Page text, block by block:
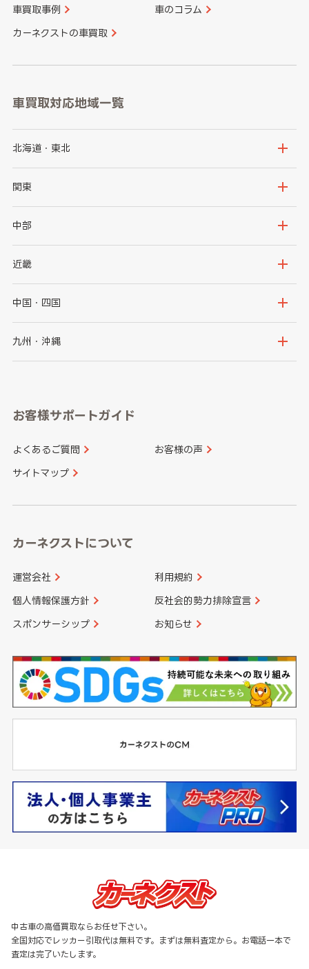
車買取事例 車のコラム
カーネクストの車買取
車買取対応地域一覧
北海道・東北
北海道
岩手県
秋田県
関東
茨城県
群馬県
千葉県
中部
新潟県
石川県
山梨県
愛知県
近畿
大阪府
京都府
和歌山県
中国・四国
鳥取県
山口県
香川県 愛媛県
九州・沖縄
長崎県
大分県 宮崎県
お客様サポートガイド
よくあるご質問 お客様の声
サイトマップ
カーネクストについて
運営会社 利用規約
個人情報保護方針 反社会的勢力排除宣言
スポンサーシップ お知らせ
中古車の高価買取ならお任せ下さい。
全国対応でレッカー引取代は無料です。まずは無料査定から。お電話一本で
査定は完了いたします。